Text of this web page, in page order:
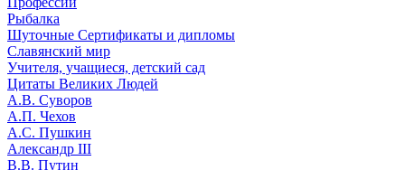
Рыбалка
Шуточные Сертификаты и дипломы
Славянский мир
Учителя, учащиеся, детский сад
Цитаты Великих Людей
А.В. Суворов
А.П. Чехов
А.С. Пушкин
Александр III
В.В. Путин